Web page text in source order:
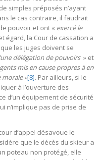
simples préposés n’ayant
le cas contraire, il faudrait
pouvoir et ont « exercé le
égard, la Cour de cassation a
les juges doivent se
délégation de pouvoirs» et
mis en cause propres à en
»[8]. Par ailleurs, si le
à l’ouverture des
d’un équipement de sécurité
n’implique pas de prise de
d’appel désavoue le
que le décès du skieur a
poteau non protégé, elle